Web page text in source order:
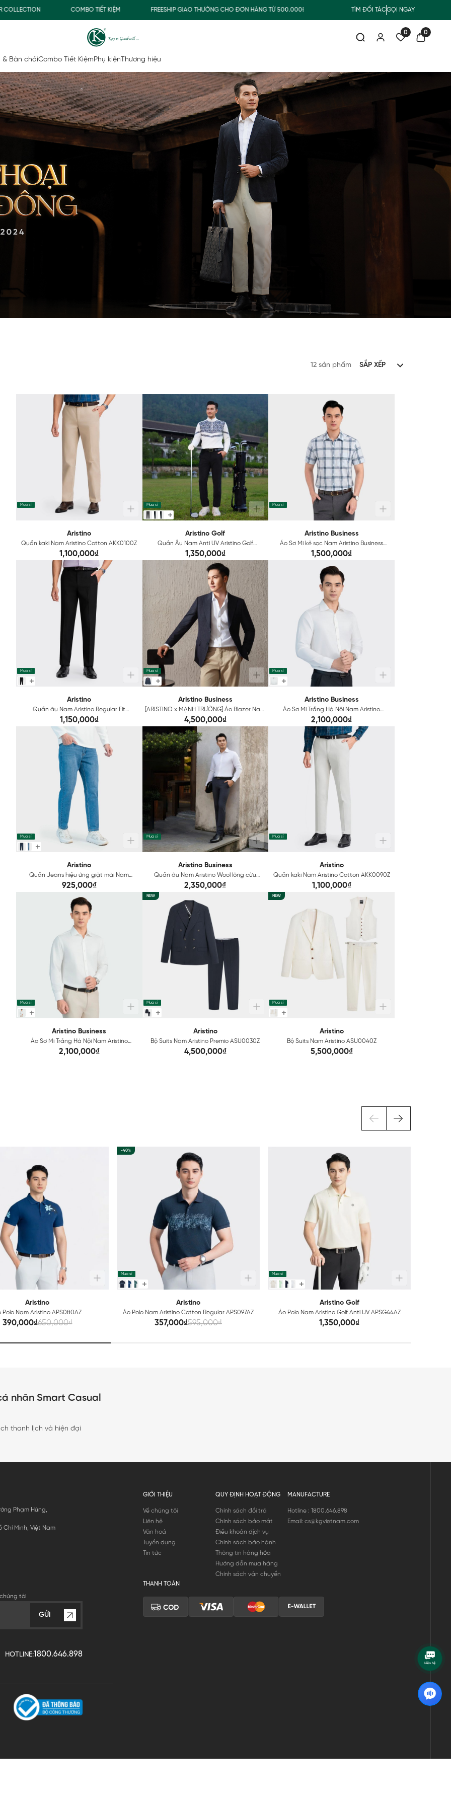
COMBO TIẾT KIỆM FREESHIP GIAO THƯỜNG CHO ĐƠN HÀNG TỪ 500.000Đ MUA NHẬN QUÀ FREESHIP GIAO
TÌM ĐỐI TÁCGỌI NGAY
0 0
& Bàn chảiCombo Tiết KiệmPhụ kiện Thương hiệu
12 sản phẩm SẮP XẾP
Mua sỉ
Aristino
Quần kaki Nam Aristino Cotton AKK0100Z
1,100,000₫
Mua sỉ
Aristino Golf
Quần Âu Nam Anti UV Aristino Golf
ATRG150Z
1,350,000₫
Mua sỉ
Aristino Business
Áo Sơ Mi kẻ sọc Nam Aristino Business
1SS064AZ
1,500,000₫
Mua sỉ
Aristino
Quần âu Nam Aristino Regular Fit
ATR0390Z
1,150,000₫
Mua sỉ
Aristino Business
[ARISTINO x MẠNH TRƯỜNG] Áo Blazer Nam
Aristino Business Premio 1BZ0040Z
4,500,000₫
Mua sỉ
Aristino Business
Áo Sơ Mi Trắng Hà Nội Nam Aristino
Business 1LSH010Z
2,100,000₫
Mua sỉ
Aristino
Quần Jeans hiệu ứng giặt mài Nam
Aristino AJN0170Z
925,000₫
Mua sỉ
Aristino Business
Quần âu Nam Aristino Wool lông cừu
1TR0190Z
2,350,000₫
Mua sỉ
Aristino
Quần kaki Nam Aristino Cotton AKK0090Z
1,100,000₫
Mua sỉ
Aristino Business
Áo Sơ Mi Trắng Hà Nội Nam Aristino
Business 1LSH020Z
2,100,000₫
NEW
Mua sỉ
Aristino
Bộ Suits Nam Aristino Premio ASU0030Z
4,500,000₫
NEW
Mua sỉ
Aristino
Bộ Suits Nam Aristino ASU0040Z
5,500,000₫
Aristino
Polo Nam Aristino APS080AZ
390,000₫650,000₫
-40%
Mua sỉ
Aristino
Áo Polo Nam Aristino Cotton Regular APS097AZ
357,000₫595,000₫
Mua sỉ
Aristino Golf
Áo Polo Nam Aristino Golf Anti UV APSG44AZ
1,350,000₫
nhân Smart Casual
thanh lịch và hiện đại
Phạm Hùng,
Chí Minh, Việt Nam
tôi
GỬI
HOTLINE:1800.646.898
GIỚI THIỆU
Về chúng tôi
Liên hệ
Văn hoá
Tuyển dụng
Tin tức
QUY ĐỊNH HOẠT ĐỘNG
Chính sách đổi trả
Chính sách bảo mật
Điều khoản dịch vụ
Chính sách bảo hành
Thông tin hàng hóa
Hướng dẫn mua hàng
Chính sách vận chuyển
MANUFACTURE
Hotline : 1800.646.898
Email: cs@kgvietnam.com
THANH TOÁN